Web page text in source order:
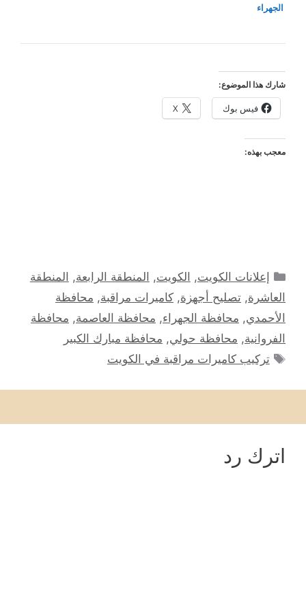
الجهراء
شارك هذا الموضوع:
فيس بوك X
معجب بهذه:
التصنيفات
إعلانات الكويت, الكويت, المنطقة الرابعة, المنطقة
العاشرة, تصليح أجهزة, كاميرات مراقبة, محافظة
الأحمدي, محافظة الجهراء, محافظة العاصمة, محافظة
الفروانية, محافظة حولي, محافظة مبارك الكبير
الوسوم
تركيب كاميرات مراقبة في الكويت
اترك رد